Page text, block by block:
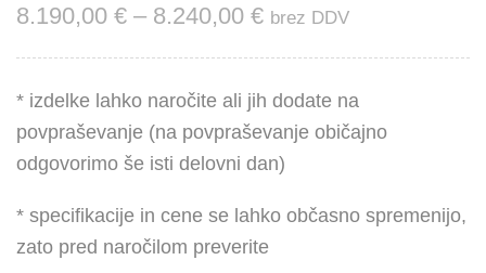
8.190,00 € – 8.240,00 € brez DDV
* izdelke lahko naročite ali jih dodate na
povpraševanje (na povpraševanje običajno
odgovorimo še isti delovni dan)
* specifikacije in cene se lahko občasno spremenijo,
zato pred naročilom preverite